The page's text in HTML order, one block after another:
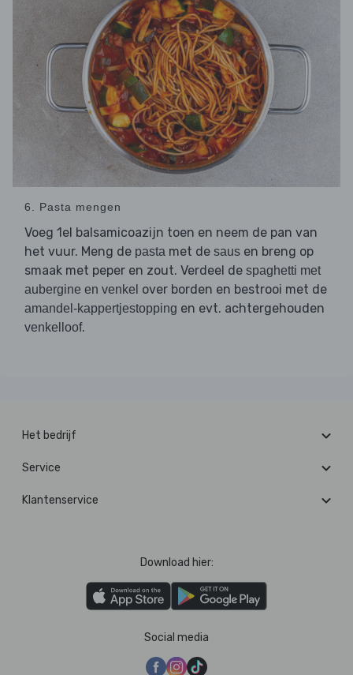
6. Pasta mengen
Voeg 1el balsamicoazijn toen en neem de pan van
het vuur. Meng de pasta met de saus en breng op
smaak met peper en zout. Verdeel de spaghetti met
aubergine en venkel over borden en bestrooi met de
amandel-kappertjestopping en evt. achtergehouden
venkelloof.
Het bedrijf
Service
Klantenservice
Download hier:
Social media